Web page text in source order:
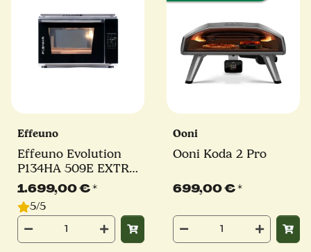
Effeuno
Effeuno Evolution
P134HA 509E EXTRA
POWER | 3,6 kW |
inkl. original Effeuno-
Stein | Elektro
Pizzaofen
1.699,00 €*
5/5
Ooni
Ooni Koda 2 Pro
699,00 €*